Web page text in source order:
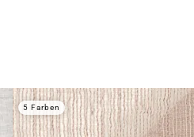
5 Farben